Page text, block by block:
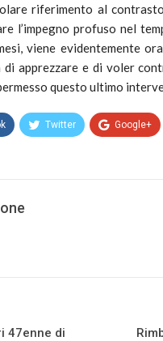
riferimento al
l’impegno profuso nel
viene evidentemente
apprezzare e di voler
questo ultimo
Twitter Google+
47enne di